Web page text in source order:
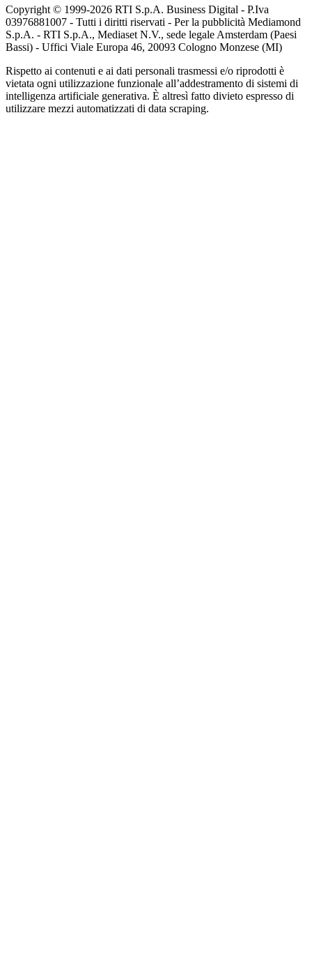
Copyright © 1999-2026 RTI S.p.A. Business Digital - P.Iva
03976881007 - Tutti i diritti riservati - Per la pubblicità Mediamond
S.p.A. - RTI S.p.A., Mediaset N.V., sede legale Amsterdam (Paesi
Bassi) - Uffici Viale Europa 46, 20093 Cologno Monzese (MI)
Rispetto ai contenuti e ai dati personali trasmessi e/o riprodotti è
vietata ogni utilizzazione funzionale all’addestramento di sistemi di
intelligenza artificiale generativa. È altresì fatto divieto espresso di
utilizzare mezzi automatizzati di data scraping.